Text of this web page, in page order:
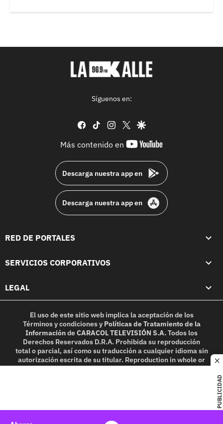
PUBLICIDAD
Síguenos en:
facebook
tiktok instagram
twittergoogle
Más contenido en
youtube-
Descarga nuestra app en
Descarga nuestra app en
RED DE PORTALES
SERVICIOS CORPORATIVOS
LEGAL
El uso de este sitio web implica la aceptación de los
Términos y condicionesy Políticas de Tratamiento de la
InformacióndeCARACOL TELEVISIÓN S.A.Todos los
Derechos Reservados D.R.A. Prohibida su reproducción
total o parcial, así como su traducción a cualquier idioma sin
autorización escrita de su titular. Reproduction in whole or